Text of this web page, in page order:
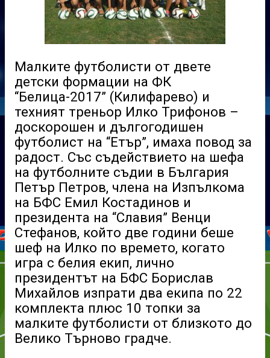
Малките футболисти от двете
детски формации на ФК
“Белица-2017” (Килифарево) и
техният треньор Илко Трифонов –
доскорошен и дългогодишен
футболист на “Етър”, имаха повод за
радост. Със съдействието на шефа
на футболните съдии в България
Петър Петров, члена на Изпълкома
на БФС Емил Костадинов и
президента на “Славия” Венци
Стефанов, който две години беше
шеф на Илко по времето, когато
игра с белия екип, лично
президентът на БФС Борислав
Михайлов изпрати два екипа по 22
комплекта плюс 10 топки за
малките футболисти от близкото до
Велико Търново градче.